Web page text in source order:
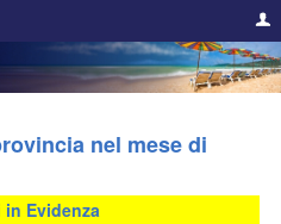
nel mese di
in Evidenza